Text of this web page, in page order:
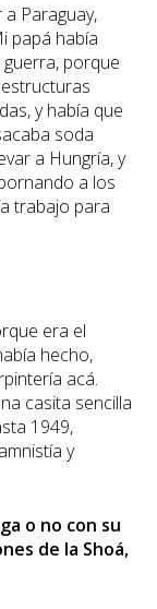
Paraguay,
papá había
porque
y había que
soda
a Hungría, y
a los
trabajo para
era el
hecho,
acá.
casita sencilla
1949,
y
o no con su
de la Shoá,